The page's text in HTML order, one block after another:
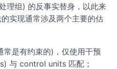
理组) 的反事实替身，以此来
实现通常涉及两个主要的估
是有约束的)，仅使用干预
与 control units 匹配；